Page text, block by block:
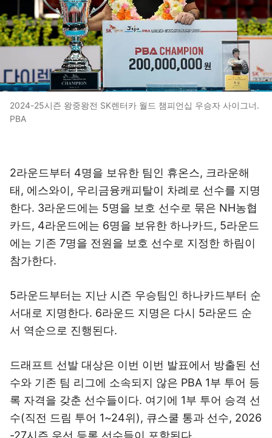
2024-25시즌 왕중왕전 SK렌터카 월드 챔피언십 우승자 사이그너.
PBA
2라운드부터 4명을 보유한 팀인 휴온스, 크라운해
태, 에스와이, 우리금융캐피탈이 차례로 선수를 지명
한다. 3라운드에는 5명을 보호 선수로 묶은 NH농협
카드, 4라운드에는 6명을 보유한 하나카드, 5라운드
에는 기존 7명을 전원을 보호 선수로 지정한 하림이
참가한다.
5라운드부터는 지난 시즌 우승팀인 하나카드부터 순
서대로 지명한다. 6라운드 지명은 다시 5라운드 순
서 역순으로 진행된다.
드래프트 선발 대상은 이번 이번 발표에서 방출된 선
수와 기존 팀 리그에 소속되지 않은 PBA 1부 투어 등
록 자격을 갖춘 선수들이다. 여기에 1부 투어 승격 선
수(직전 드림 투어 1~24위), 큐스쿨 통과 선수, 2026
-27시즌 우선 등록 선수들이 포함된다.